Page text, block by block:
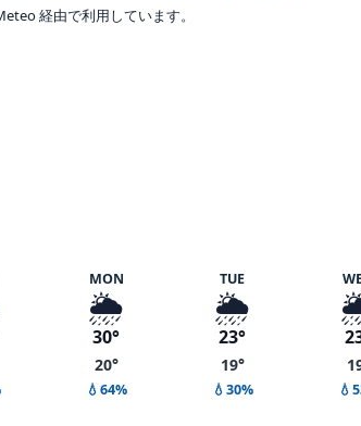
経由で利用しています。
MON
🌦️
30°
20°
💧64%
TUE
🌦️
23°
19°
💧30%